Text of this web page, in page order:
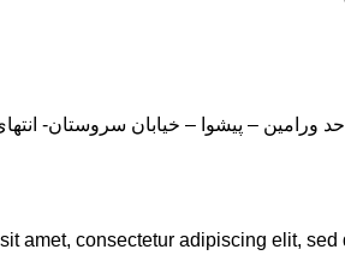
amet, consectetur adipiscing elit,